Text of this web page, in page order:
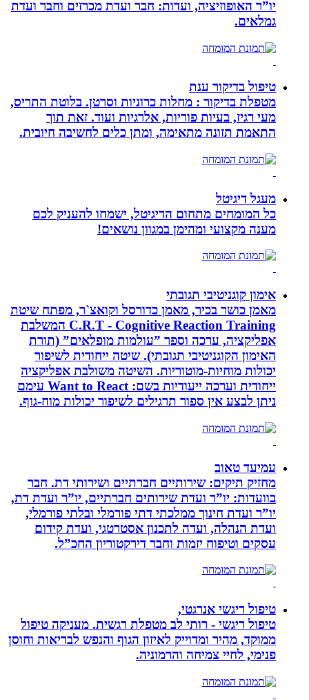
יו”ר האופוזיציה, ועדות: חבר ועדת מכרזים וחבר ועדת
גמלאים.
טיפול בדיקור ענת
מטפלת בדיקור : מחלות כרוניות וסרטן. בלוטת התריס,
מעי רגיז, בעיות פוריות, אלרגיות ועוד. זאת תוך
התאמת תזונה מתאימה, ומתן כלים לחשיבה חיובית.
מעגל דיגיטל
כל המומחים מתחום הדיגיטל, ישמחו להעניק לכם
מענה מקצועי ומהימן במגוון נושאים!
אימון קוגניטיבי תגובתי
מאמן כושר בכיר, מאמן כדורסל וקואצ`ר, מפתח שיטת
C.R.T - Cognitive Reaction Training המשלבת
אפליקציה, ערכה וספר ”עולמות מופלאים” (תורת
האימון הקוגניטיבי תגובתי). שיטה ייחודית לשיפור
יכולות מוחיות-מוטוריות. השיטה משולבת אפליקציה
ייחודית וערכה ייעודיות בשם: Want to React עימם
ניתן לבצע אין ספור תרגילים לשיפור יכולות מוח-גוף.
עמיעד טאוב
מחזיק תיקים: שירותיים חברתיים ושירותי דת. חבר
בוועדות: יו”ר ועדת שירותים חברתיים, יו”ר ועדת דת,
יו”ר ועדת חינוך ממלכתי דתי פורמלי ובלתי פורמלי,
ועדת הנהלה, ועדה לתכנון אסטרטגי, ועדת קידום
עסקים וטיפוח יזמות וחבר דירקטוריון החכ”ל.
טיפול ריגשי אנרגטי,
טיפול ריגשי - רותי לב מטפלת רגשית. מעניקה טיפול
ממוקד, מהיר ומדוייק לאיזון הגוף והנפש לבריאות וחוסן
פנימי, לחיי צמיחה והרמוניה.